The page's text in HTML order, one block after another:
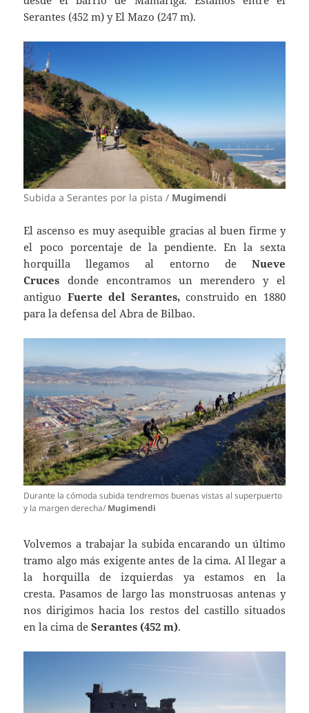
Serantes (452 m) y El Mazo (247 m).
Subida a Serantes por la pista / Mugimendi
El ascenso es muy asequible gracias al buen firme y
el poco porcentaje de la pendiente. En la sexta
horquilla llegamos al entorno de Nueve
Cruces donde encontramos un merendero y el
antiguo Fuerte del Serantes,construido en 1880
para la defensa del Abra de Bilbao.
Durante la cómoda subida tendremos buenas vistas al superpuerto
y la margen derecha/ Mugimendi
Volvemos a trabajar la subida encarando un último
tramo algo más exigente antes de la cima. Al llegar a
la horquilla de izquierdas ya estamos en la
cresta. Pasamos de largo las monstruosas antenas y
nos dirigimos hacia los restos del castillo situados
en la cima deSerantes (452 m).